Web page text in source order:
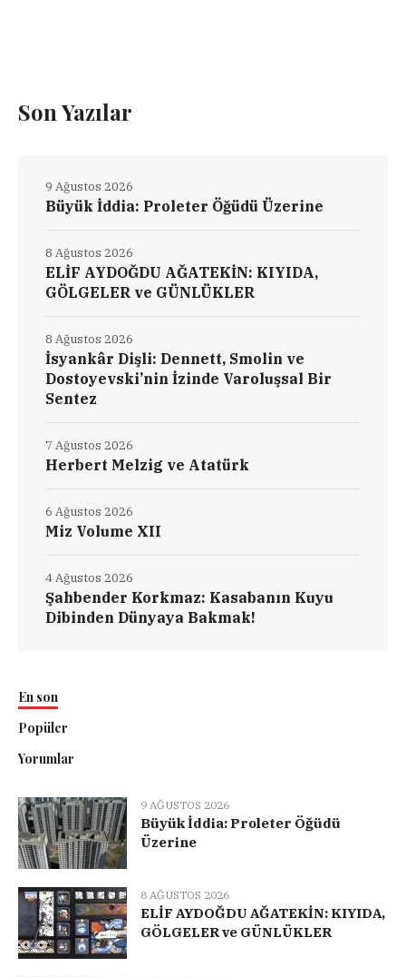
Son Yazılar
Büyük İddia: Proleter Öğüdü Üzerine
9 Ağustos 2026
ELİF AYDOĞDU AĞATEKİN: KIYIDA,
GÖLGELER ve GÜNLÜKLER
8 Ağustos 2026
İsyankâr Dişli: Dennett, Smolin ve
Dostoyevski’nin İzinde Varoluşsal Bir
Sentez
8 Ağustos 2026
Herbert Melzig ve Atatürk
7 Ağustos 2026
Miz Volume XII
6 Ağustos 2026
Şahbender Korkmaz: Kasabanın Kuyu
Dibinden Dünyaya Bakmak!
4 Ağustos 2026
En son
Popüler
Yorumlar
9 AĞUSTOS 2026
Büyük İddia: Proleter Öğüdü
Üzerine
8 AĞUSTOS 2026
ELİF AYDOĞDU AĞATEKİN: KIYIDA,
GÖLGELER ve GÜNLÜKLER